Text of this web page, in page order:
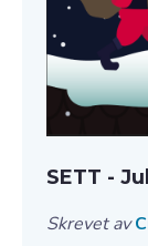
SETT -
Skrevet av